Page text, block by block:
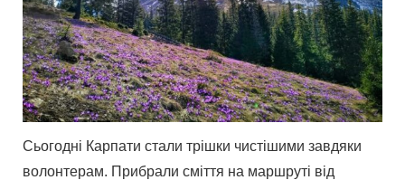
Сьогодні Карпати стали трішки чистішими завдяки
волонтерам. Прибрали сміття на маршруті від